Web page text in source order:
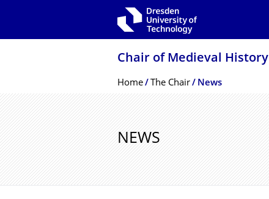
Chair of Medieval History
Breadcrumb Menu
Home The Chair News
NEWS